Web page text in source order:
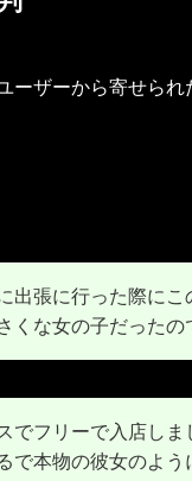
ーザーから寄せら
出張に行った際に
くな女の子だったの
でフリーで入店し
で本物の彼女のよう